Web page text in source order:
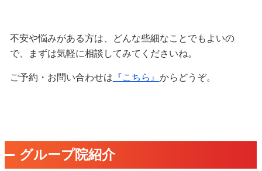
不安や悩みがある方は、どんな些細なことでもよいの
で、まずは気軽に相談してみてくださいね。
ご予約・お問い合わせは 『こちら』 からどうぞ。
グループ院紹介